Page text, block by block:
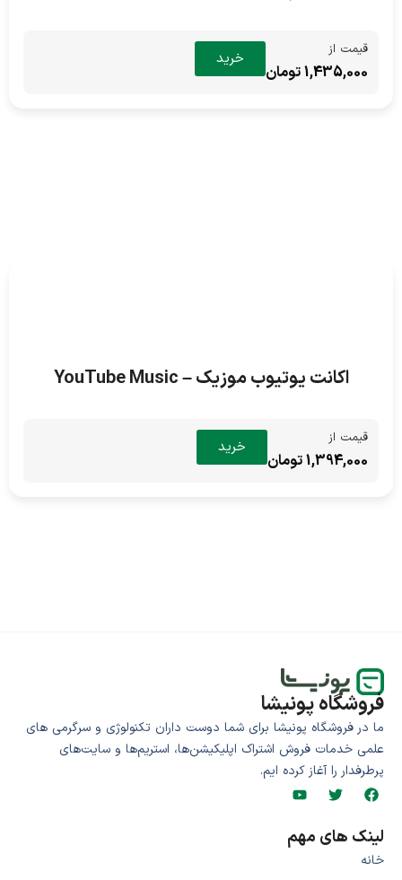
قیمت از
1,435,000 تومان
خرید
اکانت یوتیوب موزیک – YouTube Music
قیمت از
1,394,000 تومان
خرید
فروشگاه پونیشا
ما در فروشگاه پونیشا برای شما دوست داران تکنولوژی و سرگرمی های
علمی خدمات فروش اشتراک اپلیکیشن‌ها، استریم‌ها و سایت‌های
پرطرفدار را آغاز کرده ایم.
لینک های مهم
خانه